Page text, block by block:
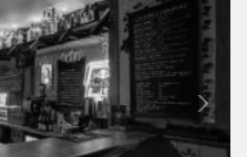
Suivant